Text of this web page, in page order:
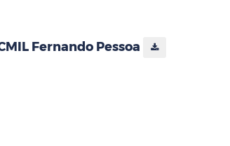
Fernando Pessoa